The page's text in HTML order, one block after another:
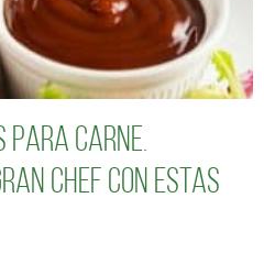
para carne.
chef con estas